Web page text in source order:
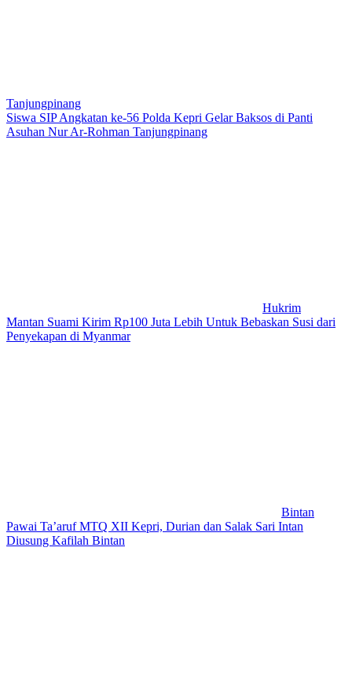
Tanjungpinang
Siswa SIP Angkatan ke-56 Polda Kepri Gelar Baksos di Panti
Asuhan Nur Ar-Rohman Tanjungpinang
Hukrim
Mantan Suami Kirim Rp100 Juta Lebih Untuk Bebaskan Susi dari
Penyekapan di Myanmar
Bintan
Pawai Ta’aruf MTQ XII Kepri, Durian dan Salak Sari Intan
Diusung Kafilah Bintan